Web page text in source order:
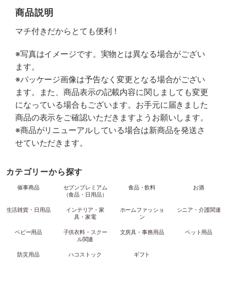
商品説明
マチ付きだからとても便利！
※写真はイメージです。実物とは異なる場合がござい
ます。
※パッケージ画像は予告なく変更となる場合がござい
ます。また、商品表示の記載内容に関しましても変更
になっている場合もございます。お手元に届きました
商品の表示をご確認いただきますようお願いします。
※商品がリニューアルしている場合は新商品を発送さ
せていただきます。
カテゴリーから探す
催事商品
セブンプレミアム
（食品・日用品）
食品・飲料 お酒
生活雑貨・日用品
インテリア・家
具・家電
ホームファッショ
ン
シニア・介護関連
ベビー用品
子供衣料・スクー
ル関連
文房具・事務用品 ペット用品
防災用品 ハコストック ギフト